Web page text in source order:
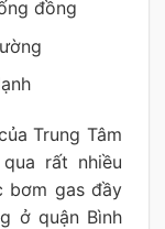
đồng
Trung Tâm
rất nhiều
bơm gas đầy
ở quận Bình